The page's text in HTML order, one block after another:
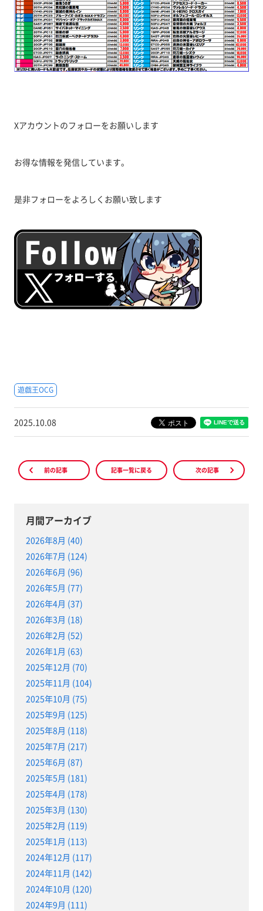
Xアカウントのフォローをお願いします
お得な情報を発信しています。
是非フォローをよろしくお願い致します
遊戯王OCG
2025.10.08
前の記事 記事一覧に戻る 次の記事
月間アーカイブ
2026年8月 (40)
2026年7月 (124)
2026年6月 (96)
2026年5月 (77)
2026年4月 (37)
2026年3月 (18)
2026年2月 (52)
2026年1月 (63)
2025年12月 (70)
2025年11月 (104)
2025年10月 (75)
2025年9月 (125)
2025年8月 (118)
2025年7月 (217)
2025年6月 (87)
2025年5月 (181)
2025年4月 (178)
2025年3月 (130)
2025年2月 (119)
2025年1月 (113)
2024年12月 (117)
2024年11月 (142)
2024年10月 (120)
2024年9月 (111)